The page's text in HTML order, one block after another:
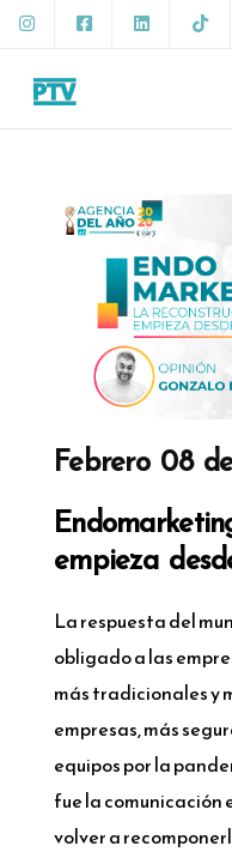
Febrero 08
empieza
La respuesta del
obligado a las
más tradicionales y
empresas, más
equipos por la
fue la comunicación
volver a
+57 317 4009271